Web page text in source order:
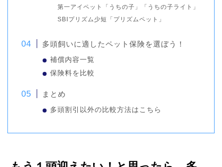
第一アイペット「うちの子」「うちの子ライト」
SBIプリズム少短「プリズムペット」
多頭飼いに適したペット保険を選ぼう！
補償内容一覧
保険料を比較
まとめ
多頭割引以外の比較方法はこちら